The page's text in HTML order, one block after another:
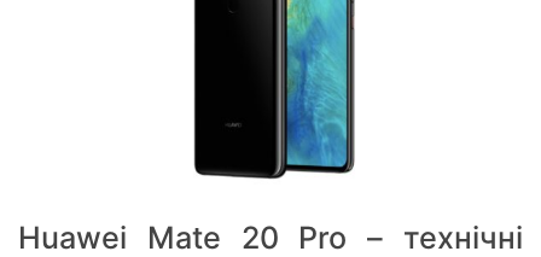
Huawei Mate 20 Pro – технічні